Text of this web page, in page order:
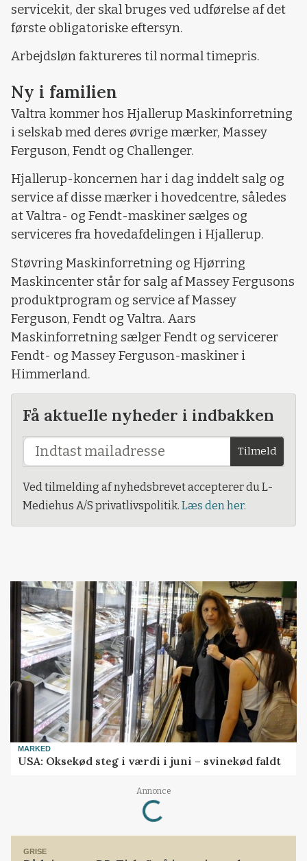
servicekit, der skal bruges ved udførelse af det
første obligatoriske eftersyn.
Arbejdsløn faktureres til normal timepris.
Ny i familien
Valtra kommer hos Hjallerup Maskinforretning
i selskab med deres øvrige mærker, Massey
Ferguson, Fendt og Challenger.
Hjallerup-koncernen har i dag inddelt salg og
service af disse mærker i hovedcentre, således
at Valtra- og Fendt-maskiner sælges og
serviceres fra hovedafdelingen i Hjallerup.
Støvring Maskinforretning og Hjørring
Maskincenter står for salg af Massey Fergusons
produktprogram og service af Massey
Ferguson, Fendt og Valtra. Aars
Maskinforretning sælger Fendt og servicerer
Fendt- og Massey Ferguson-maskiner i
Himmerland.
Få aktuelle nyheder i indbakken
Tilmeld
Ved tilmelding af nyhedsbrevet accepterer du L-
Mediehus A/S privatlivspolitik. Læs den her.
MARKED
USA: Oksekød steg i værdi i juni – svinekød faldt
Annonce
Loading...
GRISE